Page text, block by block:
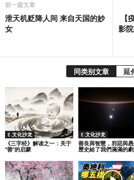
前一篇文章
泄天机贬降人间 来自天国的妙
女
影
同类别文章 延
E.文化沙龙
《三字经》解读之一：关于
“善”的启蒙
E.文化沙龙
善良與智慧，邪惡與愚
歷史給了我們滿滿的